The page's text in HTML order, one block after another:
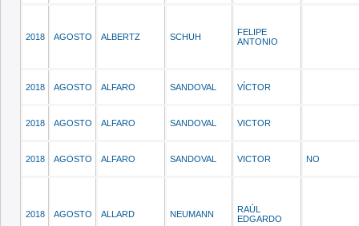
2018 AGOSTO ALBERTZ SCHUH
FELIPE
ANTONIO
2018 AGOSTO ALFARO SANDOVAL VÍCTOR
2018 AGOSTO ALFARO SANDOVAL VICTOR
2018 AGOSTO ALFARO SANDOVAL VICTOR NO
2018 AGOSTO ALLARD NEUMANN
RAÚL
EDGARDO